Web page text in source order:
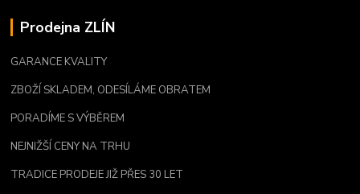
Prodejna ZLÍN
GARANCE KVALITY
ZBOŽÍ SKLADEM, ODESÍLÁME OBRATEM
PORADÍME S VÝBĚREM
NEJNIŽŠÍ CENY NA TRHU
TRADICE PRODEJE JIŽ PŘES 30 LET